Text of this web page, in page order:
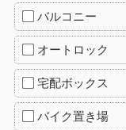
バルコニー
オートロック
宅配ボックス
バイク置き場